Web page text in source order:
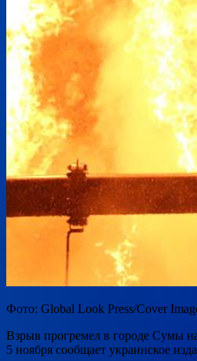
Фото: Global Look Press/Cover
Взрыв прогремел в городе Сумы
5 ноября сообщает украинское